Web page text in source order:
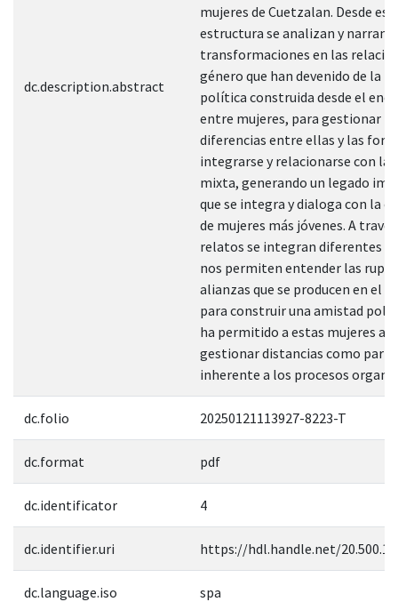
dc.description.abstract
mujeres de Cuetzalan. Desde
estructura se analizan y narran
transformaciones en las
género que han devenido de la
política construida desde el
entre mujeres, para gestionar
diferencias entre ellas y las
integrarse y relacionarse con la
mixta, generando un legado
que se integra y dialoga con la
de mujeres más jóvenes. A
relatos se integran diferentes
nos permiten entender las
alianzas que se producen en el
para construir una amistad
ha permitido a estas mujeres
gestionar distancias como parte
inherente a los procesos
dc.folio 20250121113927-8223-T
dc.format pdf
dc.identificator 4
dc.identifier.uri https://hdl.handle.net/
dc.language.iso spa